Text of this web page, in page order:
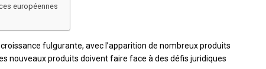
européennes
fulgurante, avec l’apparition de nombreux produits
nouveaux produits doivent faire face à des défis juridiques